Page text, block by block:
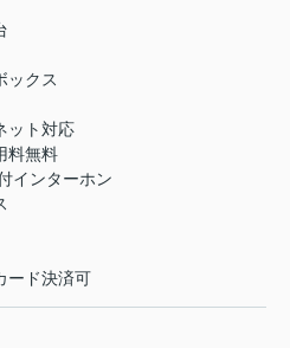
ックス
ット対応
料無料
インターホン
ード決済可